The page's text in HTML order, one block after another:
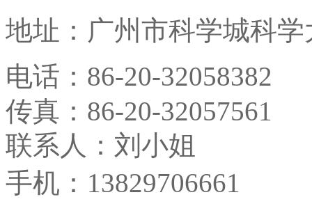
地址： 广州市科学城科
电话： 86-20-32058382
传真： 86-20-32057561
联系人：刘小姐
手机：13829706661